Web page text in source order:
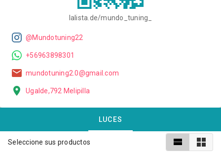
lalista.de/mundo_tuning_
@Mundotuning22
+56963898301
mundotuning2.0@gmail.com
Ugalde,792 Melipilla
LUCES
Seleccione sus productos